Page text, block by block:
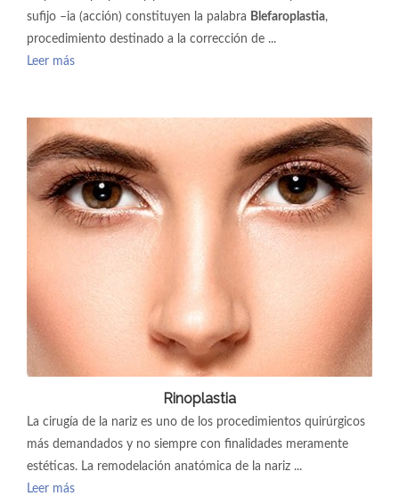
sufijo –ia (acción) constituyen la palabra Blefaroplastia,
procedimiento destinado a la corrección de ...
Leer más
Rinoplastia
La cirugía de la nariz es uno de los procedimientos quirúrgicos
más demandados y no siempre con finalidades meramente
estéticas. La remodelación anatómica de la nariz ...
Leer más